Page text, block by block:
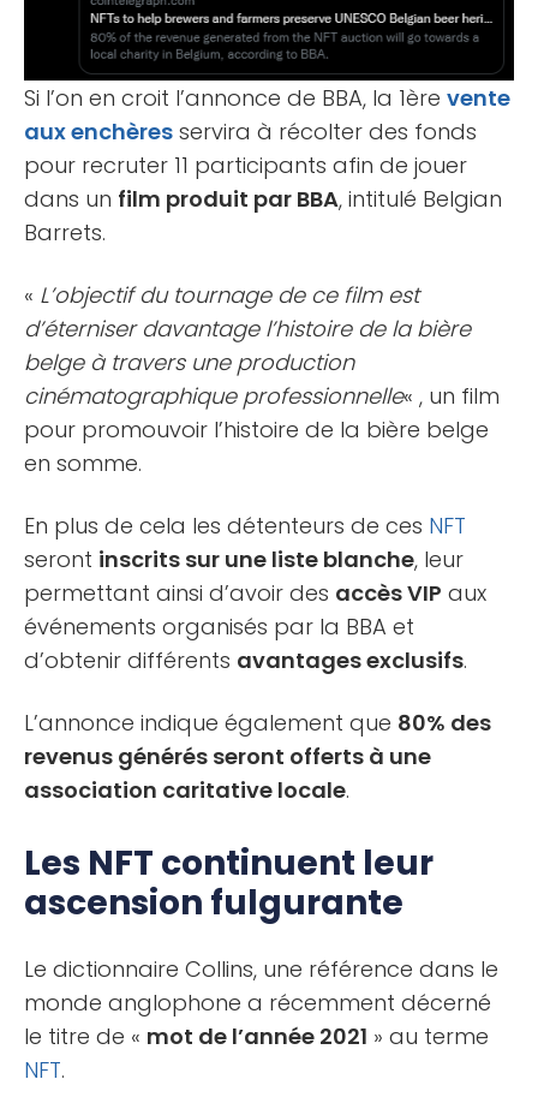
Si l’on en croit l’annonce de BBA, la 1ère vente
aux enchères servira à récolter des fonds
pour recruter 11 participants afin de jouer
dans un film produit par BBA, intitulé Belgian
Barrets.
« L’objectif du tournage de ce film est
d’éterniser davantage l’histoire de la bière
belge à travers une production
cinématographique professionnelle« , un film
pour promouvoir l’histoire de la bière belge
en somme.
En plus de cela les détenteurs de ces NFT
seront inscrits sur une liste blanche, leur
permettant ainsi d’avoir des accès VIP aux
événements organisés par la BBA et
d’obtenir différents avantages exclusifs.
L’annonce indique également que 80% des
revenus générés seront offerts à une
association caritative locale.
Les NFT continuent leur
ascension fulgurante
Le dictionnaire Collins, une référence dans le
monde anglophone a récemment décerné
le titre de « mot de l’année 2021 » au terme
NFT.